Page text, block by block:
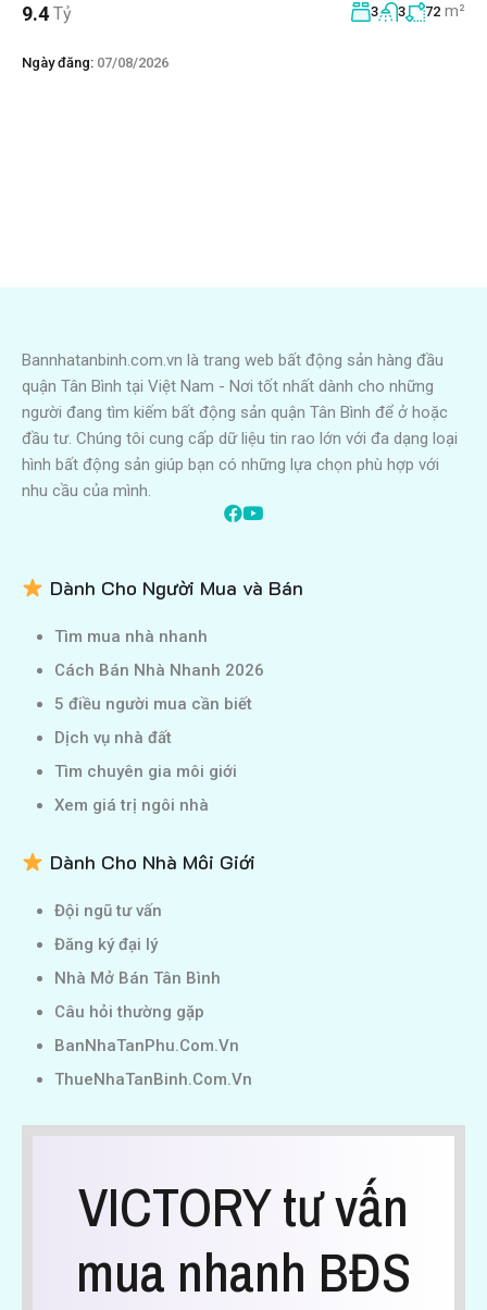
9.4 Tỷ 3 3 72 m²
Ngày đăng: 07/08/2026
Bannhatanbinh.com.vn là trang web bất động sản hàng đầu
quận Tân Bình tại Việt Nam - Nơi tốt nhất dành cho những
người đang tìm kiếm bất động sản quận Tân Bình để ở hoặc
đầu tư. Chúng tôi cung cấp dữ liệu tin rao lớn với đa dạng loại
hình bất động sản giúp bạn có những lựa chọn phù hợp với
nhu cầu của mình.
Dành Cho Người Mua và Bán
Tìm mua nhà nhanh
Cách Bán Nhà Nhanh 2026
5 điều người mua cần biết
Dịch vụ nhà đất
Tìm chuyên gia môi giới
Xem giá trị ngôi nhà
Dành Cho Nhà Môi Giới
Đội ngũ tư vấn
Đăng ký đại lý
Nhà Mở Bán Tân Bình
Câu hỏi thường gặp
BanNhaTanPhu.Com.Vn
ThueNhaTanBinh.Com.Vn
VICTORY tư vấn
mua nhanh BĐS